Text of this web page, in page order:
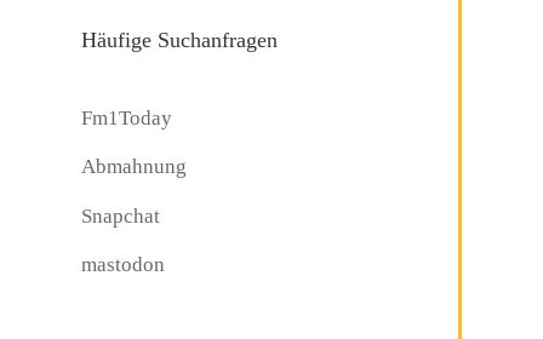
Häufige Suchanfragen
Fm1Today
Abmahnung
Snapchat
mastodon